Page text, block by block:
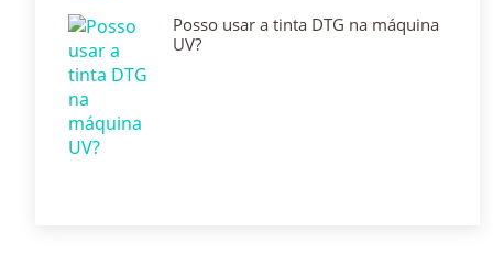
Posso usar a tinta DTG na máquina
UV?